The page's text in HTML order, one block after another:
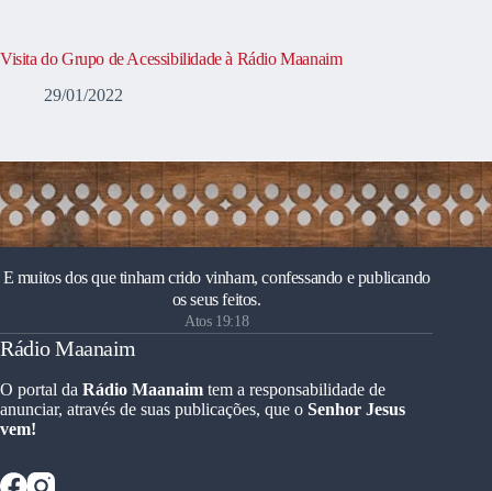
Visita do Grupo de Acessibilidade à Rádio Maanaim
29/01/2022
E muitos dos que tinham crido vinham, confessando e publicando
os seus feitos.
Atos 19:18
Rádio Maanaim
O portal da Rádio Maanaim tem a responsabilidade de
anunciar, através de suas publicações, que o Senhor Jesus
vem!